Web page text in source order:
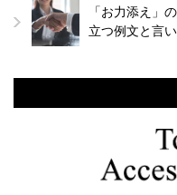
「お力添え」
立つ例文と言